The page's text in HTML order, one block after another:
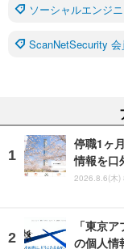
ソーシャルエンジ
ScanNetSecurity
停職1ヶ
情報を口
2026.8.6(木)
「東京
の個人情